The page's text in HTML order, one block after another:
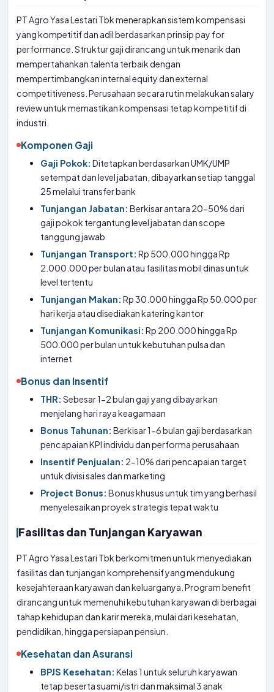
PT Agro Yasa Lestari Tbk menerapkan sistem kompensasi
yang kompetitif dan adil berdasarkan prinsip pay for
performance. Struktur gaji dirancang untuk menarik dan
mempertahankan talenta terbaik dengan
mempertimbangkan internal equity dan external
competitiveness. Perusahaan secara rutin melakukan salary
review untuk memastikan kompensasi tetap kompetitif di
industri.
Komponen Gaji
Gaji Pokok: Ditetapkan berdasarkan UMK/UMP
setempat dan level jabatan, dibayarkan setiap tanggal
25 melalui transfer bank
Tunjangan Jabatan: Berkisar antara 20-50% dari
gaji pokok tergantung level jabatan dan scope
tanggung jawab
Tunjangan Transport: Rp 500.000 hingga Rp
2.000.000 per bulan atau fasilitas mobil dinas untuk
level tertentu
Tunjangan Makan: Rp 30.000 hingga Rp 50.000 per
hari kerja atau disediakan katering kantor
Tunjangan Komunikasi: Rp 200.000 hingga Rp
500.000 per bulan untuk kebutuhan pulsa dan
internet
Bonus dan Insentif
THR: Sebesar 1-2 bulan gaji yang dibayarkan
menjelang hari raya keagamaan
Bonus Tahunan: Berkisar 1-6 bulan gaji berdasarkan
pencapaian KPI individu dan performa perusahaan
Insentif Penjualan: 2-10% dari pencapaian target
untuk divisi sales dan marketing
Project Bonus: Bonus khusus untuk tim yang berhasil
menyelesaikan proyek strategis tepat waktu
Fasilitas dan Tunjangan Karyawan
PT Agro Yasa Lestari Tbk berkomitmen untuk menyediakan
fasilitas dan tunjangan komprehensif yang mendukung
kesejahteraan karyawan dan keluarganya. Program benefit
dirancang untuk memenuhi kebutuhan karyawan di berbagai
tahap kehidupan dan karir mereka, mulai dari kesehatan,
pendidikan, hingga persiapan pensiun.
Kesehatan dan Asuransi
BPJS Kesehatan: Kelas 1 untuk seluruh karyawan
tetap beserta suami/istri dan maksimal 3 anak